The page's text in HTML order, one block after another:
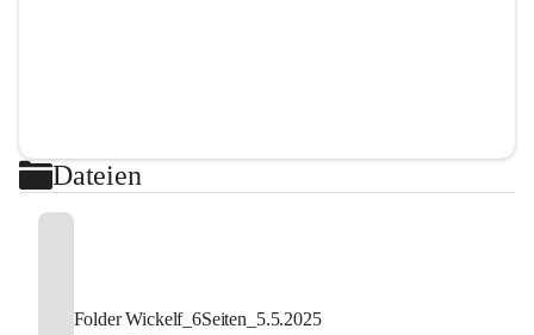
Dateien
Folder Wickelf_6Seiten_5.5.2025